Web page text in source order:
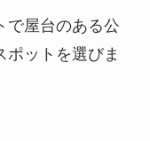
で屋台のある公
ポットを選びま